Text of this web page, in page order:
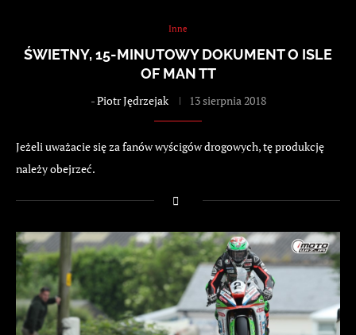
Inne
ŚWIETNY, 15-MINUTOWY DOKUMENT O ISLE
OF MAN TT
-Piotr Jędrzejak 13 sierpnia 2018
Jeżeli uważacie się za fanów wyścigów drogowych, tę produkcję
należy obejrzeć.